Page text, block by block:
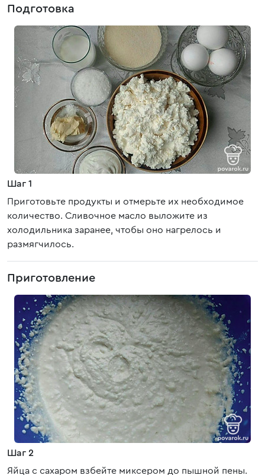
Подготовка
Шаг 1
Приготовьте продукты и отмерьте их необходимое
количество. Сливочное масло выложите из
холодильника заранее, чтобы оно нагрелось и
размягчилось.
Приготовление
Шаг 2
Яйца с сахаром взбейте миксером до пышной пены.